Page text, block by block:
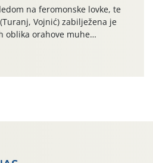
na feromonske lovke, te
(Turanj, Vojnić) zabilježena je
oblika orahove muhe
brojnost može se objasniti
nasadima s vrlo malim